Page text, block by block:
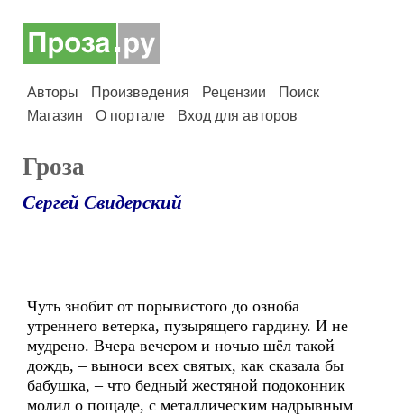
Авторы Произведения Рецензии
Поиск
Магазин
О портале Вход для авторов
Гроза
Сергей Свидерский
Чуть знобит от порывистого до озноба
утреннего ветерка, пузырящего гардину. И не
мудрено. Вчера вечером и ночью шёл такой
дождь, – выноси всех святых, как сказала бы
бабушка, – что бедный жестяной подоконник
молил о пощаде, с металлическим надрывным